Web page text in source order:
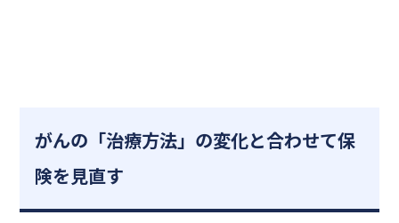
がんの「治療方法」の変化と合わせて保
険を見直す